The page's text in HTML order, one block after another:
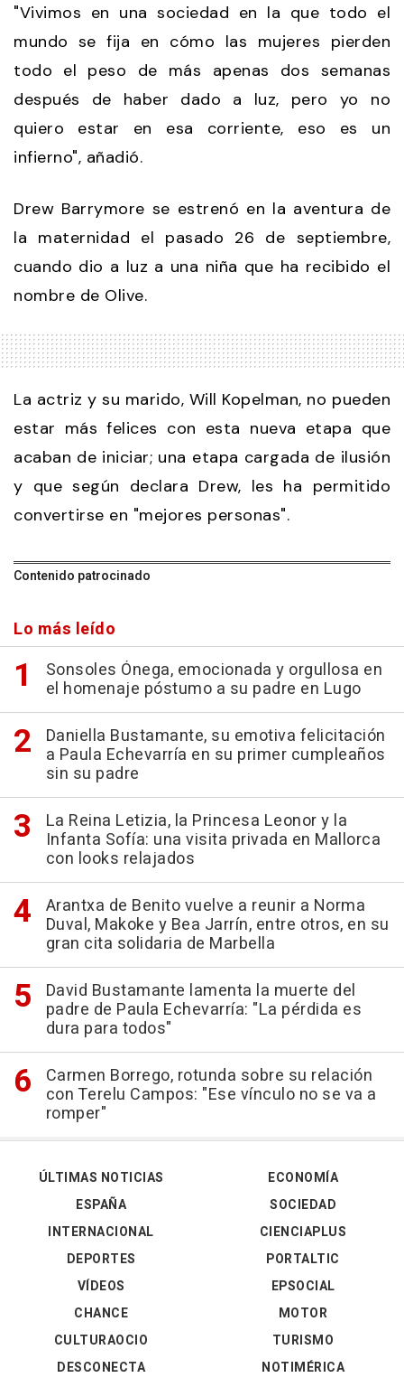
"Vivimos en una sociedad en la que todo el
mundo se fija en cómo las mujeres pierden
todo el peso de más apenas dos semanas
después de haber dado a luz, pero yo no
quiero estar en esa corriente, eso es un
infierno", añadió.
Drew Barrymore se estrenó en la aventura de
la maternidad el pasado 26 de septiembre,
cuando dio a luz a una niña que ha recibido el
nombre de Olive.
La actriz y su marido, Will Kopelman, no pueden
estar más felices con esta nueva etapa que
acaban de iniciar; una etapa cargada de ilusión
y que según declara Drew, les ha permitido
convertirse en "mejores personas".
Contenido patrocinado
Lo más leído
Sonsoles Ónega, emocionada y orgullosa en
el homenaje póstumo a su padre en Lugo
Daniella Bustamante, su emotiva felicitación
a Paula Echevarría en su primer cumpleaños
sin su padre
La Reina Letizia, la Princesa Leonor y la
Infanta Sofía: una visita privada en Mallorca
con looks relajados
Arantxa de Benito vuelve a reunir a Norma
Duval, Makoke y Bea Jarrín, entre otros, en su
gran cita solidaria de Marbella
David Bustamante lamenta la muerte del
padre de Paula Echevarría: "La pérdida es
dura para todos"
Carmen Borrego, rotunda sobre su relación
con Terelu Campos: "Ese vínculo no se va a
romper"
ÚLTIMAS NOTICIAS
ESPAÑA
INTERNACIONAL
DEPORTES
VÍDEOS
ECONOMÍA
SOCIEDAD
CIENCIAPLUS
PORTALTIC
EPSOCIAL
CHANCE
CULTURAOCIO
DESCONECTA
MOTOR
TURISMO
NOTIMÉRICA